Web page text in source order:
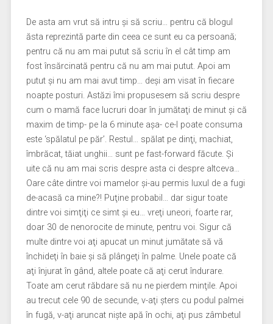
De asta am vrut să intru şi să scriu… pentru că blogul
ăsta reprezintă parte din ceea ce sunt eu ca persoană;
pentru că nu am mai putut să scriu în el cât timp am
fost însărcinată pentru că nu am mai putut. Apoi am
putut şi nu am mai avut timp… deşi am visat în fiecare
noapte posturi. Astăzi îmi propusesem să scriu despre
cum o mamă face lucruri doar în jumătaţi de minut şi că
maxim de timp- pe la 6 minute aşa- ce-l poate consuma
este ‘spălatul pe păr’. Restul… spălat pe dinţi, machiat,
îmbrăcat, tăiat unghii… sunt pe fast-forward făcute. Şi
uite că nu am mai scris despre asta ci despre altceva…
Oare câte dintre voi mamelor şi-au permis luxul de a fugi
de-acasă ca mine?! Puţine probabil… dar sigur toate
dintre voi simţiţi ce simt şi eu… vreţi uneori, foarte rar,
doar 30 de nenorocite de minute, pentru voi. Sigur că
multe dintre voi aţi apucat un minut jumătate să vă
închideţi în baie şi să plângeţi în palme. Unele poate că
aţi înjurat în gând, altele poate că aţi cerut îndurare.
Toate am cerut răbdare să nu ne pierdem minţile. Apoi
au trecut cele 90 de secunde, v-aţi şters cu podul palmei
în fugă, v-aţi aruncat nişte apă în ochi, aţi pus zâmbetul